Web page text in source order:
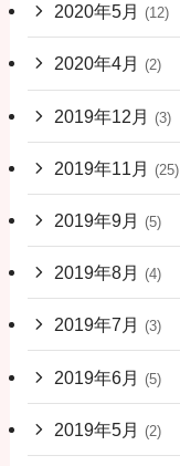
2020年5月 (12)
2020年4月 (2)
2019年12月 (3)
2019年11月 (25)
2019年9月 (5)
2019年8月 (4)
2019年7月 (3)
2019年6月 (5)
2019年5月 (2)